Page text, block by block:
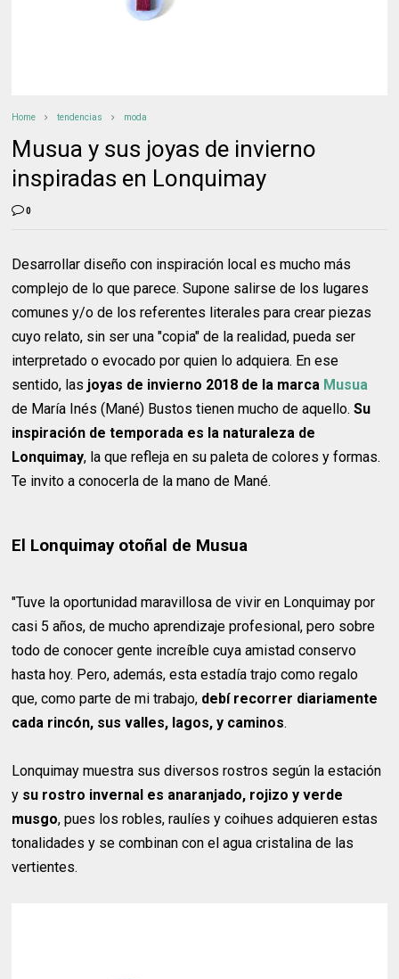
Home tendencias moda
Musua y sus joyas de invierno
inspiradas en Lonquimay
0
Desarrollar diseño con inspiración local es mucho más
complejo de lo que parece. Supone salirse de los lugares
comunes y/o de los referentes literales para crear piezas
cuyo relato, sin ser una "copia" de la realidad, pueda ser
interpretado o evocado por quien lo adquiera. En ese
sentido, las joyas de invierno 2018 de la marca Musua
de María Inés (Mané) Bustos tienen mucho de aquello.Su
inspiración de temporada es la naturaleza de
Lonquimay, la que refleja en su paleta de colores y formas.
Te invito a conocerla de la mano de Mané.
El Lonquimay otoñal de Musua
"Tuve la oportunidad maravillosa de vivir en Lonquimay por
casi 5 años, de mucho aprendizaje profesional, pero sobre
todo de conocer gente increíble cuya amistad conservo
hasta hoy. Pero, además, esta estadía trajo como regalo
que, como parte de mi trabajo, debí recorrer diariamente
cada rincón, sus valles, lagos, y caminos.
Lonquimay muestra sus diversos rostros según la estación
y su rostro invernal es anaranjado, rojizo y verde
musgo, pues los robles, raulíes y coihues adquieren estas
tonalidades y se combinan con el agua cristalina de las
vertientes.